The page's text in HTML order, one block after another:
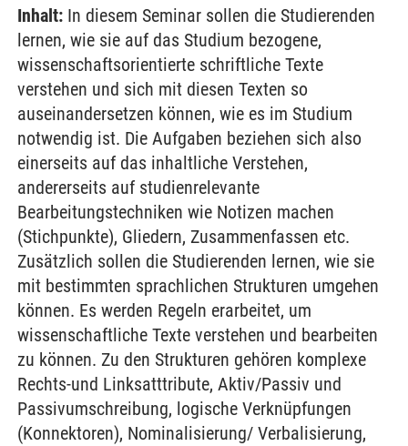
Inhalt: In diesem Seminar sollen die Studierenden
lernen, wie sie auf das Studium bezogene,
wissenschaftsorientierte schriftliche Texte
verstehen und sich mit diesen Texten so
auseinandersetzen können, wie es im Studium
notwendig ist. Die Aufgaben beziehen sich also
einerseits auf das inhaltliche Verstehen,
andererseits auf studienrelevante
Bearbeitungstechniken wie Notizen machen
(Stichpunkte), Gliedern, Zusammenfassen etc.
Zusätzlich sollen die Studierenden lernen, wie sie
mit bestimmten sprachlichen Strukturen umgehen
können. Es werden Regeln erarbeitet, um
wissenschaftliche Texte verstehen und bearbeiten
zu können. Zu den Strukturen gehören komplexe
Rechts-und Linksatttribute, Aktiv/Passiv und
Passivumschreibung, logische Verknüpfungen
(Konnektoren), Nominalisierung/ Verbalisierung,